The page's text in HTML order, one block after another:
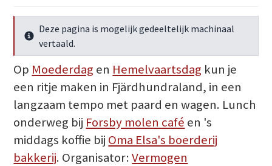
Meer info
Deze pagina is mogelijk gedeeltelijk machinaal
vertaald.
Op Moederdag en Hemelvaartsdag kun je
een ritje maken in Fjärdhundraland, in een
langzaam tempo met paard en wagen. Lunch
onderweg bij Forsby molen café en 's
middags koffie bij Oma Elsa's boerderij
bakkerij. Organisator:Vermogen